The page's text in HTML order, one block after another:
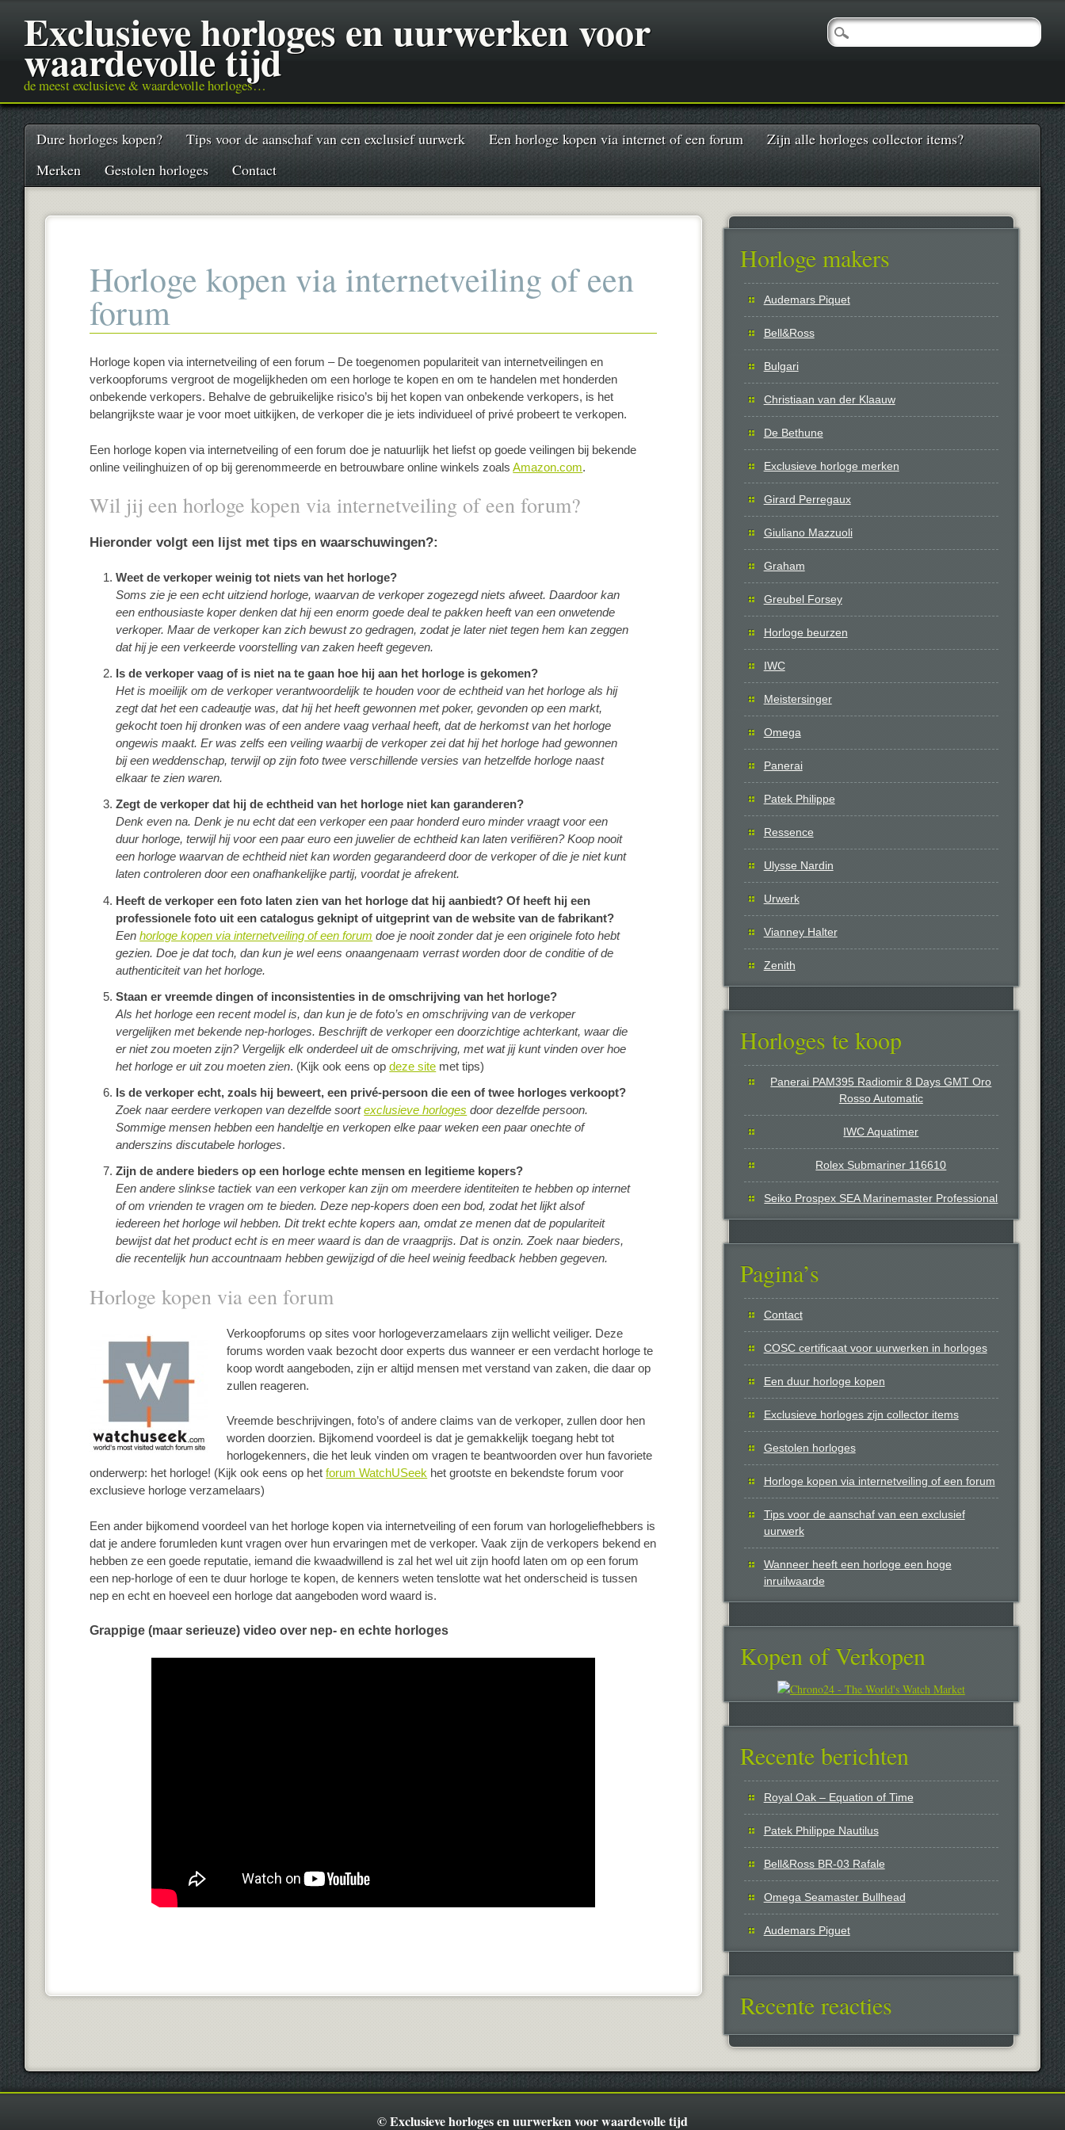
Exclusieve horloges en uurwerken voor
waardevolle tijd
de meest exclusieve & waardevolle horloges…
Main menu
Skip
content
Dure horloges kopen? Tips voor de aanschaf van een exclusief uurwerk Een horloge kopen via internet of een forum
Zijn alle horloges collector items?
Merken
Gestolen horloges Contact
Horloge kopen via internetveiling of een
forum
Horloge kopen via internetveiling of een forum – De toegenomen populariteit van internetveilingen en
verkoopforums vergroot de mogelijkheden om een horloge te kopen en om te handelen met honderden
onbekende verkopers. Behalve de gebruikelijke risico’s bij het kopen van onbekende verkopers, is het
belangrijkste waar je voor moet uitkijken, de verkoper die je iets individueel of privé probeert te verkopen.
Een horloge kopen via internetveiling of een forum doe je natuurlijk het liefst op goede veilingen bij bekende
online veilinghuizen of op bij gerenommeerde en betrouwbare online winkels zoalsAmazon.com.
Wil jij een horloge kopen via internetveiling of een forum?
Hieronder volgt een lijst met tips en waarschuwingen?:
Weet de verkoper weinig tot niets van het horloge?
Soms zie je een echt uitziend horloge, waarvan de verkoper zogezegd niets afweet. Daardoor kan
een enthousiaste koper denken dat hij een enorm goede deal te pakken heeft van een onwetende
verkoper. Maar de verkoper kan zich bewust zo gedragen, zodat je later niet tegen hem kan zeggen
dat hij je een verkeerde voorstelling van zaken heeft gegeven.
Is de verkoper vaag of is niet na te gaan hoe hij aan het horloge is gekomen?
Het is moeilijk om de verkoper verantwoordelijk te houden voor de echtheid van het horloge als hij
zegt dat het een cadeautje was, dat hij het heeft gewonnen met poker, gevonden op een markt,
gekocht toen hij dronken was of een andere vaag verhaal heeft, dat de herkomst van het horloge
ongewis maakt. Er was zelfs een veiling waarbij de verkoper zei dat hij het horloge had gewonnen
bij een weddenschap, terwijl op zijn foto twee verschillende versies van hetzelfde horloge naast
elkaar te zien waren.
Zegt de verkoper dat hij de echtheid van het horloge niet kan garanderen?
Denk even na. Denk je nu echt dat een verkoper een paar honderd euro minder vraagt voor een
duur horloge, terwijl hij voor een paar euro een juwelier de echtheid kan laten verifiëren? Koop nooit
een horloge waarvan de echtheid niet kan worden gegarandeerd door de verkoper of die je niet kunt
laten controleren door een onafhankelijke partij, voordat je afrekent.
Heeft de verkoper een foto laten zien van het horloge dat hij aanbiedt? Of heeft hij een
professionele foto uit een catalogus geknipt of uitgeprint van de website van de fabrikant?
Eenhorloge kopen via internetveiling of een forum doe je nooit zonder dat je een originele foto hebt
gezien. Doe je dat toch, dan kun je wel eens onaangenaam verrast worden door de conditie of de
authenticiteit van het horloge.
Staan er vreemde dingen of inconsistenties in de omschrijving van het horloge?
Als het horloge een recent model is, dan kun je de foto’s en omschrijving van de verkoper
vergelijken met bekende nep-horloges. Beschrijft de verkoper een doorzichtige achterkant, waar die
er niet zou moeten zijn? Vergelijk elk onderdeel uit de omschrijving, met wat jij kunt vinden over hoe
het horloge er uit zou moeten zien. (Kijk ook eens opdeze site met tips)
Is de verkoper echt, zoals hij beweert, een privé-persoon die een of twee horloges verkoopt?
Zoek naar eerdere verkopen van dezelfde soortexclusieve horloges door dezelfde persoon.
Sommige mensen hebben een handeltje en verkopen elke paar weken een paar onechte of
anderszins discutabele horloges.
Zijn de andere bieders op een horloge echte mensen en legitieme kopers?
Een andere slinkse tactiek van een verkoper kan zijn om meerdere identiteiten te hebben op internet
of om vrienden te vragen om te bieden. Deze nep-kopers doen een bod, zodat het lijkt alsof
iedereen het horloge wil hebben. Dit trekt echte kopers aan, omdat ze menen dat de populariteit
bewijst dat het product echt is en meer waard is dan de vraagprijs. Dat is onzin. Zoek naar bieders,
die recentelijk hun accountnaam hebben gewijzigd of die heel weinig feedback hebben gegeven.
Horloge kopen via een forum
Verkoopforums op sites voor horlogeverzamelaars zijn wellicht veiliger. Deze
forums worden vaak bezocht door experts dus wanneer er een verdacht horloge te
koop wordt aangeboden, zijn er altijd mensen met verstand van zaken, die daar op
zullen reageren.
Vreemde beschrijvingen, foto’s of andere claims van de verkoper, zullen door hen
worden doorzien. Bijkomend voordeel is dat je gemakkelijk toegang hebt tot
horlogekenners, die het leuk vinden om vragen te beantwoorden over hun favoriete
onderwerp: het horloge! (Kijk ook eens op hetforum WatchUSeek het grootste en bekendste forum voor
exclusieve horloge verzamelaars)
Een ander bijkomend voordeel van het horloge kopen via internetveiling of een forum van horlogeliefhebbers is
dat je andere forumleden kunt vragen over hun ervaringen met de verkoper. Vaak zijn de verkopers bekend en
hebben ze een goede reputatie, iemand die kwaadwillend is zal het wel uit zijn hoofd laten om op een forum
een nep-horloge of een te duur horloge te kopen, de kenners weten tenslotte wat het onderscheid is tussen
nep en echt en hoeveel een horloge dat aangeboden word waard is.
Grappige (maar serieuze) video over nep- en echte horloges
Horloge makers
Audemars Piquet
Bell&Ross
Bulgari
Christiaan van der Klaauw
De Bethune
Exclusieve horloge merken
Girard Perregaux
Giuliano Mazzuoli
Graham
Greubel Forsey
Horloge beurzen
IWC
Meistersinger
Omega
Panerai
Patek Philippe
Ressence
Ulysse Nardin
Urwerk
Vianney Halter
Zenith
Horloges te koop
Panerai PAM395 Radiomir 8 Days GMT Oro
Rosso Automatic
IWC Aquatimer
Rolex Submariner 116610
Seiko Prospex SEA Marinemaster Professional
Pagina’s
Contact
COSC certificaat voor uurwerken in horloges
Een duur horloge kopen
Exclusieve horloges zijn collector items
Gestolen horloges
Horloge kopen via internetveiling of een forum
Tips voor de aanschaf van een exclusief
uurwerk
Wanneer heeft een horloge een hoge
inruilwaarde
Kopen of Verkopen
Recente berichten
Royal Oak – Equation of Time
Patek Philippe Nautilus
Bell&Ross BR-03 Rafale
Omega Seamaster Bullhead
Audemars Piguet
Recente reacties
© Exclusieve horloges en uurwerken voor waardevolle tijd